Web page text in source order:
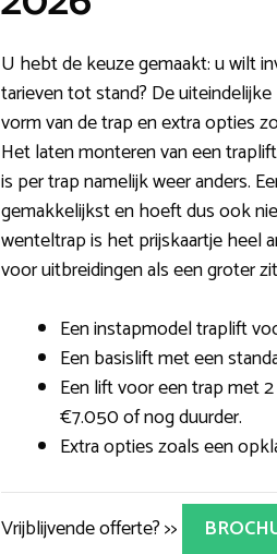
U hebt de keuze gemaakt: u wilt
tarieven tot stand? De
vorm van de trap en extra opties
Het laten monteren van een
is per trap namelijk weer anders.
gemakkelijkst en hoeft dus ook
wenteltrap is het prijskaartje heel
voor uitbreidingen als een groter
Een instapmodel traplift
Een basislift met een
Een lift voor een trap met
€7.050 of nog duurder.
Extra opties zoals een
Vrijblijvende offerte? >>